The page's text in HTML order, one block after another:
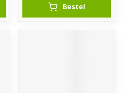
Bestel